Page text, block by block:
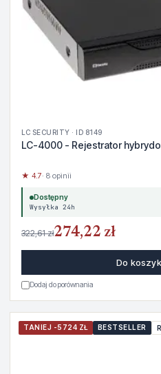
LC SECURITY · ID 8149
LC-4000 - Rejestrator
★ 4.7· 8 opinii
Dostępny
Wysyłka 24h
322,61 zł274,22 zł
Do
Dodaj do porównania
TANIEJ -5724 ZŁ BESTSELLER